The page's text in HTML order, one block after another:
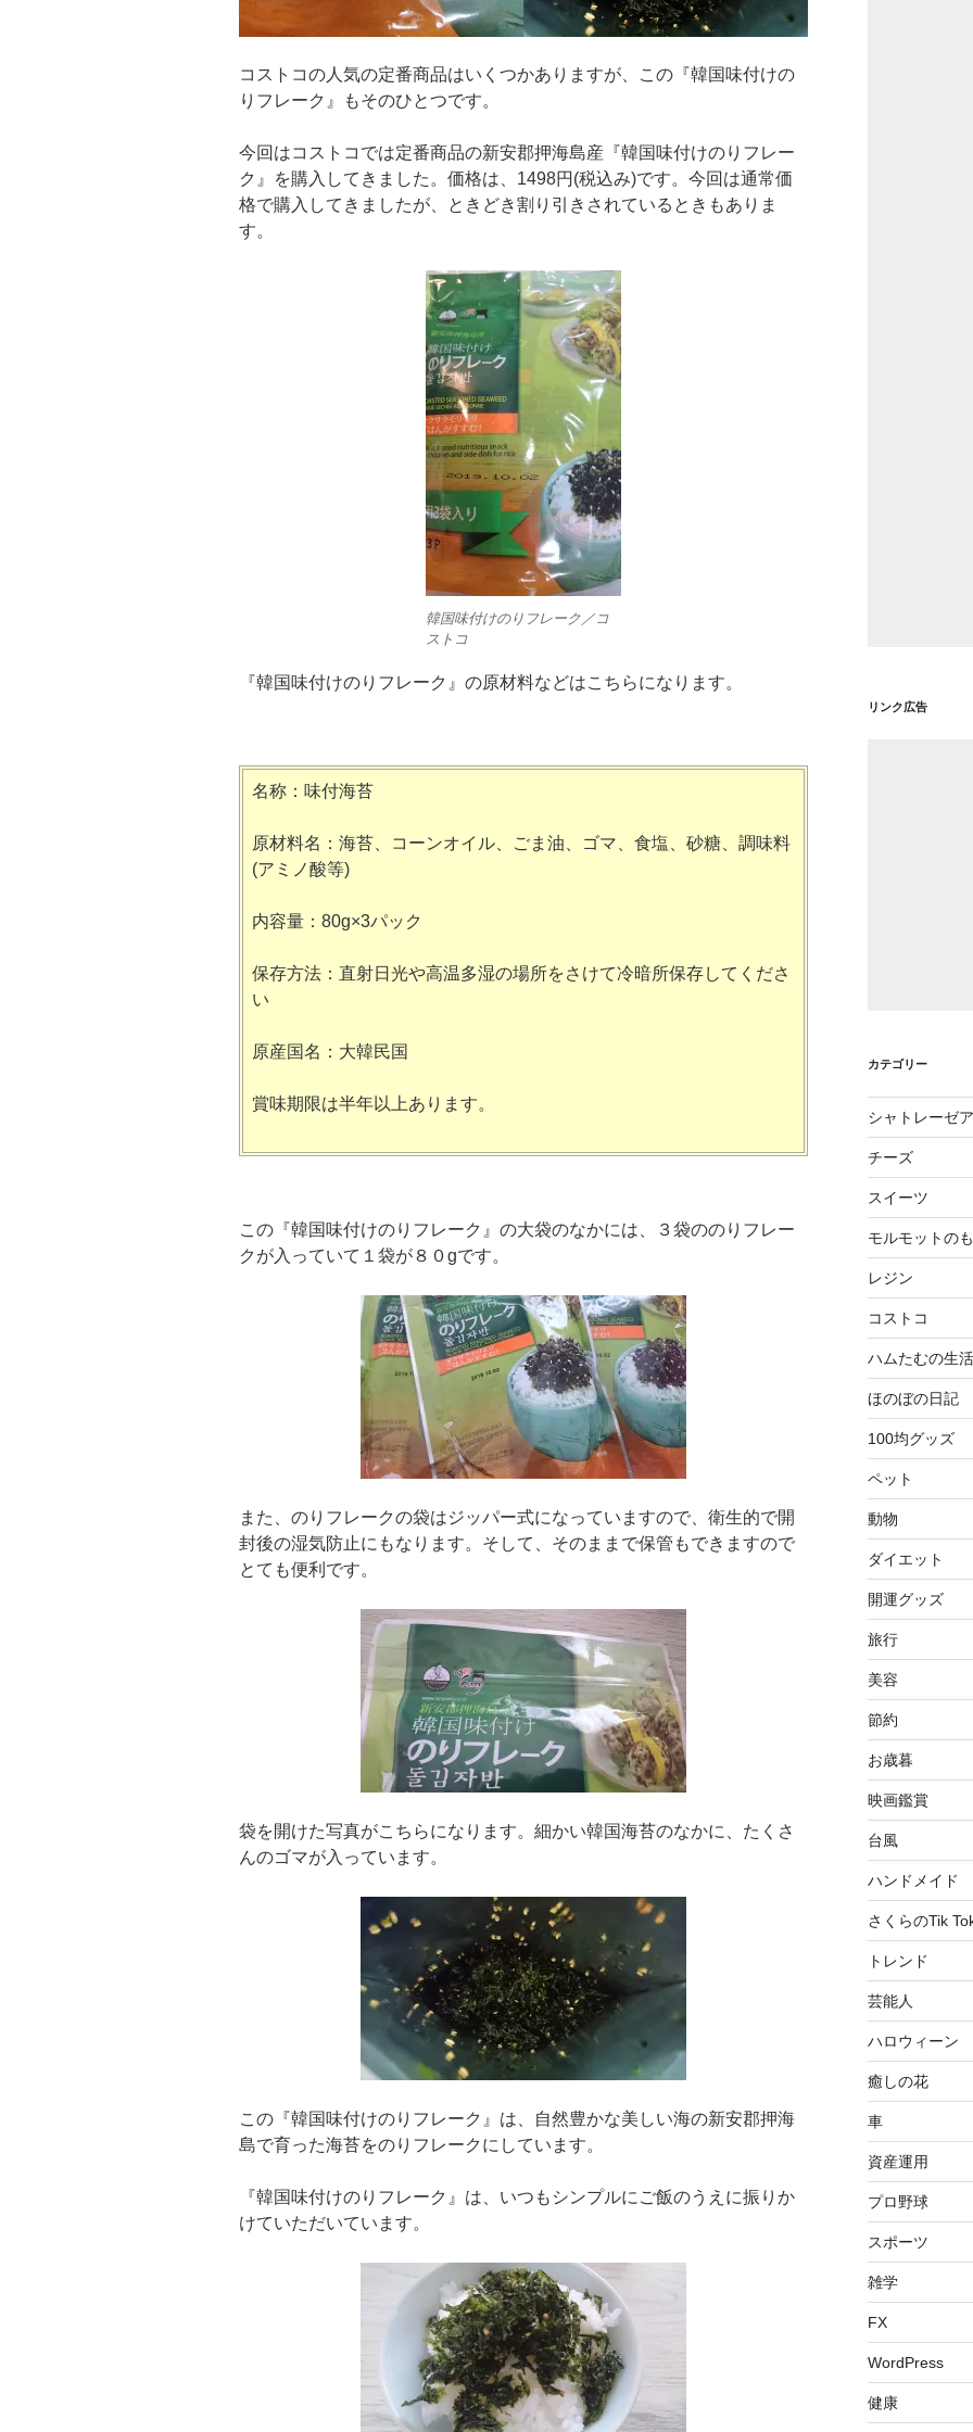
コストコの人気の定番商品はいくつかありますが、この『韓国味付けの
りフレーク』もそのひとつです。
今回はコストコでは定番商品の新安郡押海島産『韓国味付けのりフレー
ク』を購入してきました。価格は、1498円(税込み)です。今回は通常価
格で購入してきましたが、ときどき割り引きされているときもありま
す。
韓国味付けのりフレーク／コ
ストコ
『韓国味付けのりフレーク』の原材料などはこちらになります。
名称：味付海苔
原材料名：海苔、コーンオイル、ごま油、ゴマ、食塩、砂糖、調味料
(アミノ酸等)
内容量：80g×3パック
保存方法：直射日光や高温多湿の場所をさけて冷暗所保存してくださ
い
原産国名：大韓民国
賞味期限は半年以上あります。
この『韓国味付けのりフレーク』の大袋のなかには、３袋ののりフレー
クが入っていて１袋が８０gです。
また、のりフレークの袋はジッパー式になっていますので、衛生的で開
封後の湿気防止にもなります。そして、そのままで保管もできますので
とても便利です。
袋を開けた写真がこちらになります。細かい韓国海苔のなかに、たくさ
んのゴマが入っています。
この『韓国味付けのりフレーク』は、自然豊かな美しい海の新安郡押海
島で育った海苔をのりフレークにしています。
『韓国味付けのりフレーク』は、いつもシンプルにご飯のうえに振りか
けていただいています。
リンク広告
カテゴリー
シャトレーゼ
チーズ
スイーツ
モルモットの
レジン
コストコ
ハムたむの生活
ほのぼの日記
100均グッズ
ペット
動物
ダイエット
開運グッズ
旅行
美容
節約
お歳暮
映画鑑賞
台風
ハンドメイド
さくらのTik
トレンド
芸能人
ハロウィーン
癒しの花
車
資産運用
プロ野球
スポーツ
雑学
FX
WordPress
健康